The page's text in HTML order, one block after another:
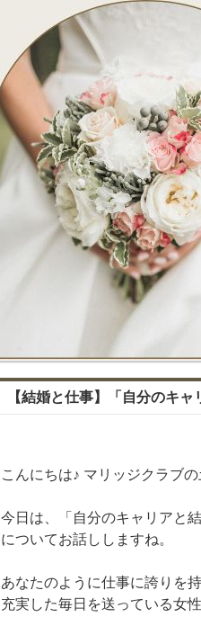
【結婚と仕事】「自分のキ
こんにちは♪ マリッジクラブの
今日は、「自分のキャリアと
についてお話ししますね。
あなたのように仕事に誇りを
充実した毎日を送っている女性